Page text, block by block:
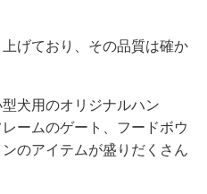
げており、その品質は確か
犬用のオリジナルハン
ームのゲート、フードボウ
のアイテムが盛りだくさん